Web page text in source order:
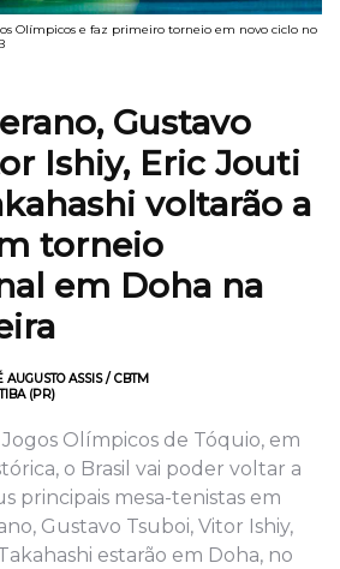
Olímpicos e faz primeiro torneio em novo ciclo no
Gustavo
Ishiy, Eric Jouti
voltarão a
torneio
em Doha na
AUGUSTO ASSIS / CBTM
(PR)
Olímpicos de Tóquio, em
o Brasil vai poder voltar a
principais mesa-tenistas em
Gustavo Tsuboi, Vitor Ishiy,
estarão em Doha, no